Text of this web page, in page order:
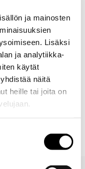
ja mainosten
Lisäksi
ja analytiikka-
käytät
näitä
heille tai joita on
(Ei itsenäinen